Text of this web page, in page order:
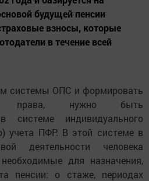
будущей пенсии
взносы, которые
в течение всей
системы ОПС и формировать
права, нужно быть
системе индивидуального
учета ПФР. В этой системе в
деятельности человека
для назначения,
пенсии: о стаже, периодах